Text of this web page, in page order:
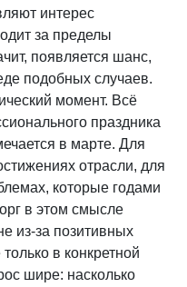
интерес
за пределы
появляется шанс,
подобных случаев.
момент. Всё
праздника
в марте. Для
отрасли, для
которые годами
в этом смысле
из-за позитивных
в конкретной
шире: насколько